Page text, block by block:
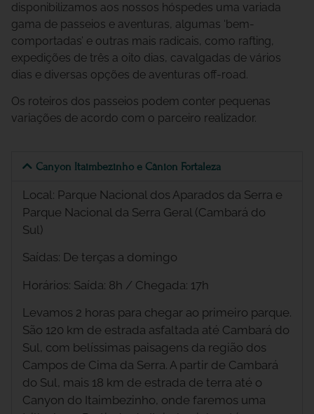
disponibilizamos aos nossos hóspedes uma variada
gama de passeios e aventuras, algumas ‘bem-
comportadas’ e outras mais radicais, como rafting,
expedições de três a oito dias, cavalgadas de vários
dias e diversas opções de aventuras off-road.
Os roteiros dos passeios podem conter pequenas
variações de acordo com o parceiro realizador.
Canyon Itaimbezinho e Cânion Fortaleza
Local: Parque Nacional dos Aparados da Serra e
Parque Nacional da Serra Geral (Cambará do
Sul)
Saídas: De terças a domingo
Horários: Saída: 8h / Chegada: 17h
Levamos 2 horas para chegar ao primeiro parque.
São 120 km de estrada asfaltada até Cambará do
Sul, com belíssimas paisagens da região dos
Campos de Cima da Serra. A partir de Cambará
do Sul, mais 18 km de estrada de terra até o
Canyon do Itaimbezinho, onde faremos uma